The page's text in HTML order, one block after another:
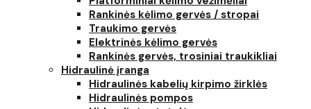
Rankinės kėlimo gervės / stropai
Traukimo gervės
Elektrinės kėlimo gervės
Rankinės gervės, trosiniai traukikliai
Hidraulinė įranga
Hidraulinės kabelių kirpimo žirklės
Hidraulinės pompos